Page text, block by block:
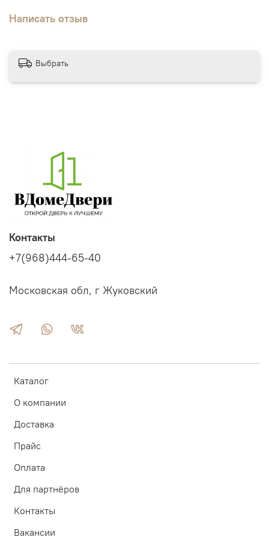
Написать отзыв
Выбрать
Каталог
О компании
Доставка
Прайс
Оплата
Для партнёров
Контакты
Вакансии
Контакты
+7(968)444-65-40
Московская обл, г Жуковский